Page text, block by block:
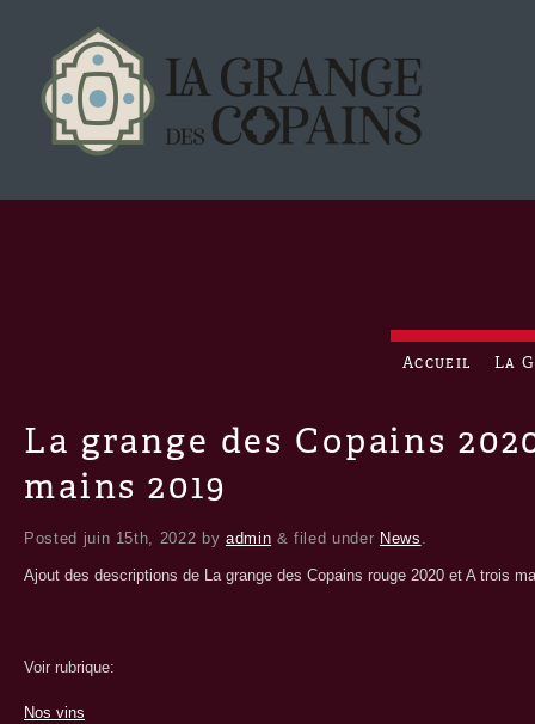
Accueil La
La grange des Copains
mains 2019
Posted juin 15th, 2022 by admin & filed under News
Ajout des descriptions de La grange des Copains rouge 2020 et A trois
Voir rubrique:
Nos vins